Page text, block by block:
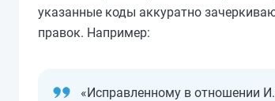
указанные коды аккуратно
правок. Например:
«Исправленному в отношении